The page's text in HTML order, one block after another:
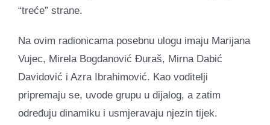
“treće” strane.
Na ovim radionicama posebnu ulogu imaju Marijana
Vujec, Mirela Bogdanović Đuraš, Mirna Dabić
Davidović i Azra Ibrahimović. Kao voditelji
pripremaju se, uvode grupu u dijalog, a zatim
određuju dinamiku i usmjeravaju njezin tijek.